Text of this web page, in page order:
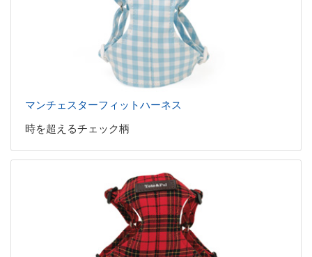
マンチェスターフィットハーネス
時を超えるチェック柄